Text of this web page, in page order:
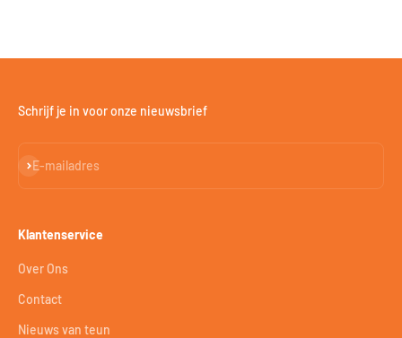
Schrijf je in voor onze nieuwsbrief
E-mailadres
Abonneren
Klantenservice
Over Ons
Contact
Nieuws van teun